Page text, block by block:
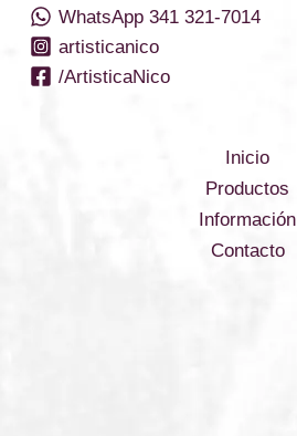
WhatsApp 341 321-7014
artisticanico
/ArtisticaNico
Inicio
Productos
Información
Contacto